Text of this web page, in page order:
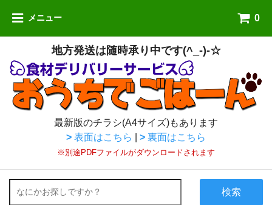
メニュー 0
地方発送は随時承り中です(^_-)-☆
最新版のチラシ(A4サイズ)もあります
> 表面はこちら > 裏面はこちら
※別途PDFファイルがダウンロードされます
検索